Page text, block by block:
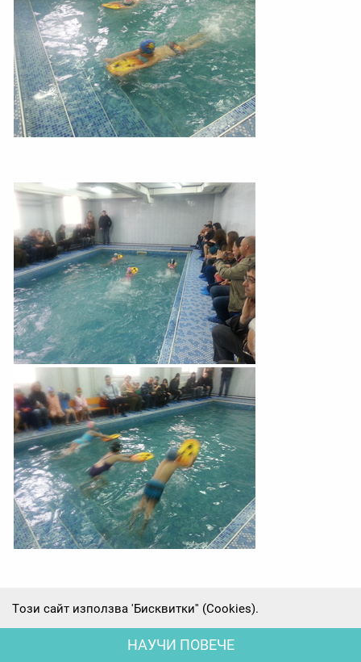
Tози сайт използва 'Бисквитки'' (Cookies).
НАУЧИ ПОВЕЧЕ